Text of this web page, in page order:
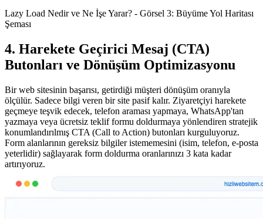
Lazy Load Nedir ve Ne İşe Yarar? - Görsel 3: Büyüme Yol Haritası
Şeması
4. Harekete Geçirici Mesaj (CTA)
Butonları ve Dönüşüm Optimizasyonu
Bir web sitesinin başarısı, getirdiği müşteri dönüşüm oranıyla
ölçülür. Sadece bilgi veren bir site pasif kalır. Ziyaretçiyi harekete
geçmeye teşvik edecek, telefon araması yapmaya, WhatsApp'tan
yazmaya veya ücretsiz teklif formu doldurmaya yönlendiren stratejik
konumlandırılmış CTA (Call to Action) butonları kurguluyoruz.
Form alanlarının gereksiz bilgiler istememesini (isim, telefon, e-posta
yeterlidir) sağlayarak form doldurma oranlarınızı 3 kata kadar
artırıyoruz.